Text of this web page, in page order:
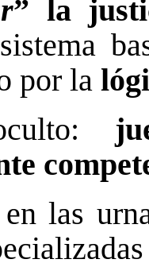
” la
por la
las